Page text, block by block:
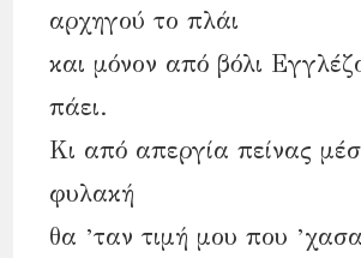
αρχηγού το πλάι
και μόνον από βόλι
πάει.
Κι από απεργία πείνας
φυλακή
θα ’ταν τιμή μου που